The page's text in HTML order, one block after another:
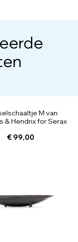
M van
& Hendrix for Serax
€ 99,00